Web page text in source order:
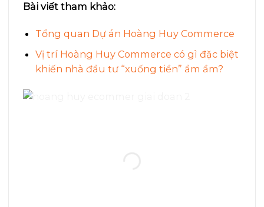
Bài viết tham khảo:
Tổng quan Dự án Hoàng Huy Commerce
Vị trí Hoàng Huy Commerce có gì đặc biệt
khiến nhà đầu tư “xuống tiền” ầm ầm?